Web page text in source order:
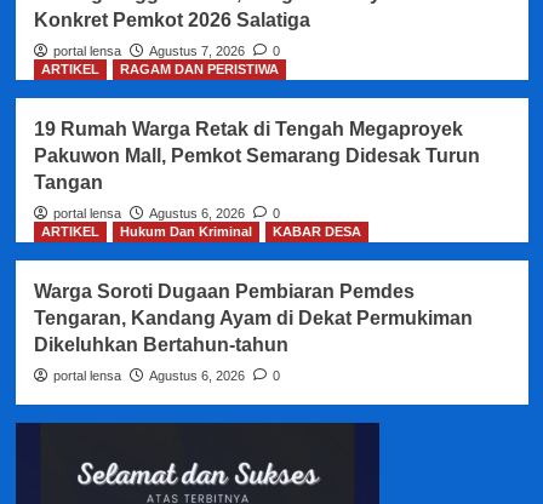
Konkret Pemkot 2026 Salatiga
portal lensa Agustus 7, 2026
0
ARTIKEL
RAGAM DAN PERISTIWA
19 Rumah Warga Retak di Tengah Megaproyek
Pakuwon Mall, Pemkot Semarang Didesak Turun
Tangan
portal lensa Agustus 6, 2026
0
ARTIKEL
Hukum Dan Kriminal KABAR DESA
Warga Soroti Dugaan Pembiaran Pemdes
Tengaran, Kandang Ayam di Dekat Permukiman
Dikeluhkan Bertahun-tahun
portal lensa Agustus 6, 2026 0